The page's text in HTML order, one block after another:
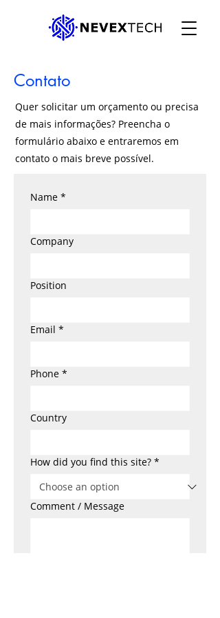
Contato
Quer solicitar um orçamento ou precisa
de mais informações? Preencha o
formulário abaixo e entraremos em
contato o mais breve possível.
Name *
Company
Position
Email *
Phone *
Country
How did you find this site? *
Comment / Message